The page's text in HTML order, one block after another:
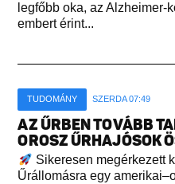
legfőbb oka, az Alzheimer-
embert érint...
TUDOMÁNY SZERDA 07:49
AZ ŰRBEN TOVÁBB
OROSZ ŰRHAJÓSOK
Sikeresen megérkezett
Űrállomásra egy